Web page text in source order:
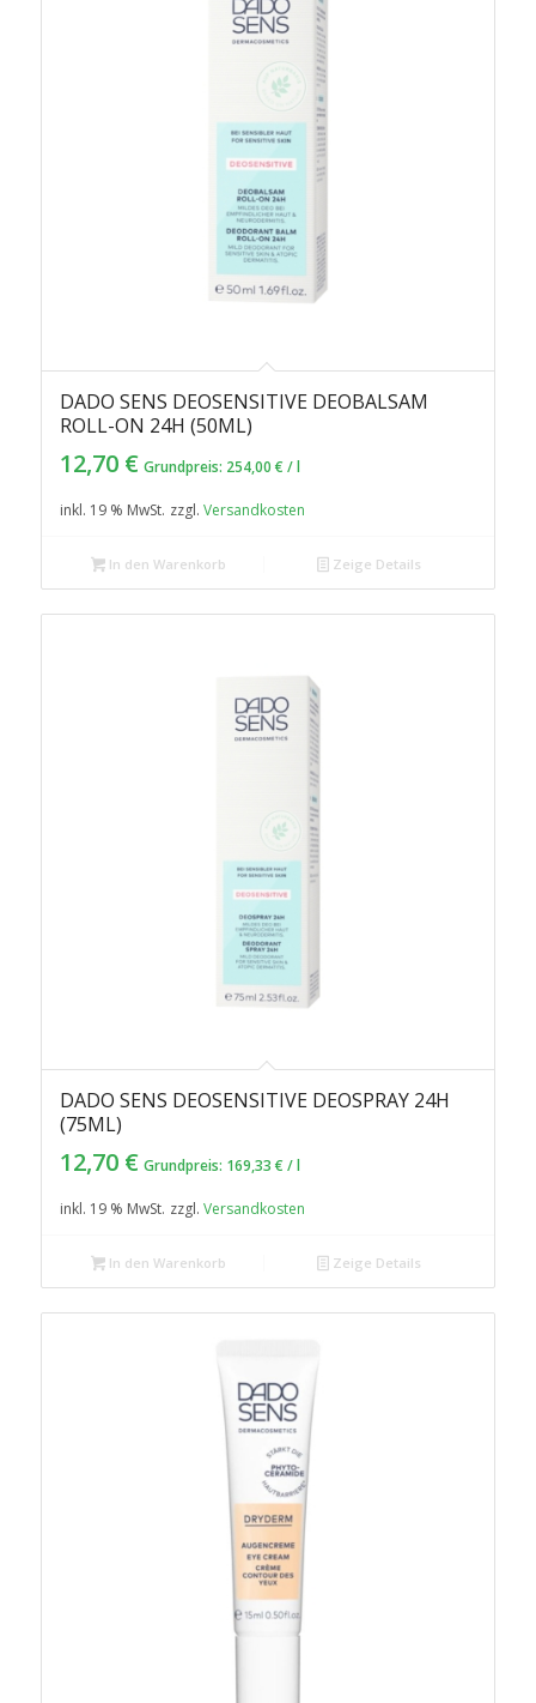
DADO SENS DEOSENSITIVE DEOBALSAM
ROLL-ON 24H (50ML)
12,70 € Grundpreis: 254,00 € /l
inkl. 19 % MwSt. zzgl. Versandkosten
In den Warenkorb Zeige Details
DADO SENS DEOSENSITIVE DEOSPRAY 24H
(75ML)
12,70 € Grundpreis: 169,33 € /l
inkl. 19 % MwSt. zzgl. Versandkosten
In den Warenkorb Zeige Details